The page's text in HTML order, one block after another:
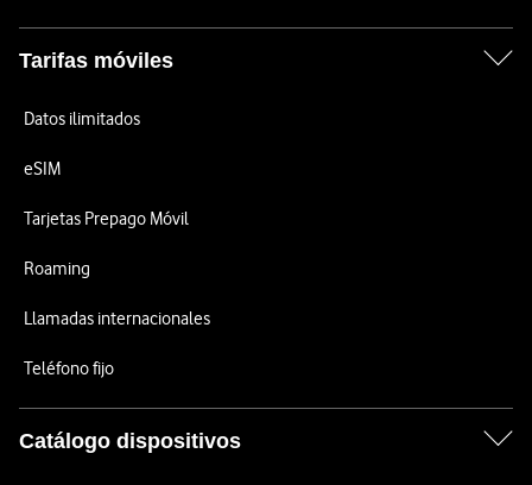
Tarifas móviles
Datos ilimitados
eSIM
Tarjetas Prepago Móvil
Roaming
Llamadas internacionales
Teléfono fijo
Catálogo dispositivos